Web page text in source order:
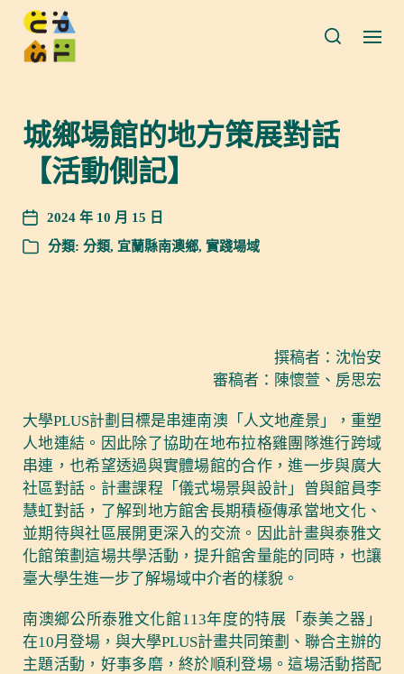
城鄉場館的地方策展對話
【活動側記】
2024 年 10 月 15 日
分類: 分類, 宜蘭縣南澳鄉, 實踐場域
撰稿者：沈怡安
審稿者：陳懷萱、房思宏
大學PLUS計劃目標是串連南澳「人文地產景」，重塑
人地連結。因此除了協助在地布拉格雞團隊進行跨域
串連，也希望透過與實體場館的合作，進一步與廣大
社區對話。計畫課程「儀式場景與設計」曾與館員李
慧虹對話，了解到地方館舍長期積極傳承當地文化、
並期待與社區展開更深入的交流。因此計畫與泰雅文
化館策劃這場共學活動，提升館舍量能的同時，也讓
臺大學生進一步了解場域中介者的樣貌。
南澳鄉公所泰雅文化館113年度的特展「泰美之器」
在10月登場，與大學PLUS計畫共同策劃、聯合主辦的
主題活動，好事多磨，終於順利登場。這場活動搭配